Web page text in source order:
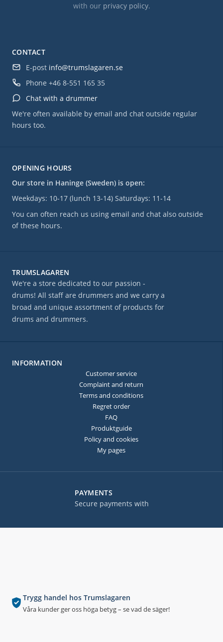
Trygg handel hos Trumslagaren
Våra kunder ger oss höga betyg – se vad de säger!
OPENING HOURS
Our store in Haninge (Sweden) is open:
Weekdays: 10-17 (lunch 13-14) Saturdays: 11-14
You can often reach us using email and chat also outside
of these hours.
PAYMENTS
Secure payments with
CONTACT
E-post info@trumslagaren.se
Phone +46 8-551 165 35
Chat with a drummer
We're often available by email and chat outside regular
hours too.
TRUMSLAGAREN
We're a store dedicated to our passion -
drums! All staff are drummers and we carry a
broad and unique assortment of products for
drums and drummers.
with our privacy policy.
INFORMATION
Customer service
Complaint and return
Terms and conditions
Regret order
FAQ
Produktguide
Policy and cookies
My pages